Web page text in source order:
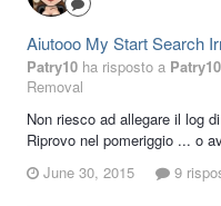
Aiutooo My Start Search
Patry10 ha risposto a Patry10
Removal
Non riesco ad allegare il log
Riprovo nel pomeriggio ... o
June 30, 2015
9